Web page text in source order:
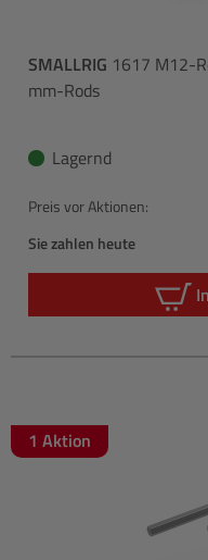
SMALLRIG 1617 M12-
mm-Rods
Lagernd
Preis vor Aktionen:
Sie zahlen heute
1 Aktion